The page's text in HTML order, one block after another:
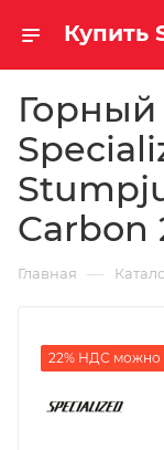
Carbon
Главная —
22% НДС можно